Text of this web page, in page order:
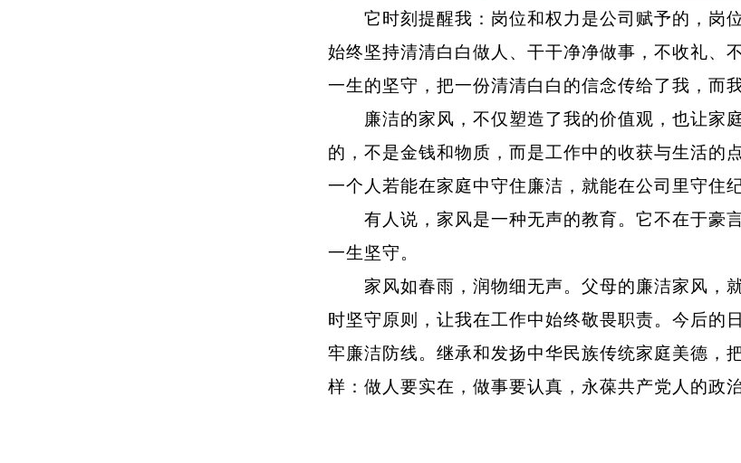
它时刻提醒我：岗位和权力是公司赋予的，岗
始终坚持清清白白做人、干干净净做事，不收礼、
一生的坚守，把一份清清白白的信念传给了我，而
廉洁的家风，不仅塑造了我的价值观，也让家
的，不是金钱和物质，而是工作中的收获与生活的
一个人若能在家庭中守住廉洁，就能在公司里守住
有人说，家风是一种无声的教育。它不在于豪
一生坚守。
家风如春雨，润物细无声。父母的廉洁家风，
时坚守原则，让我在工作中始终敬畏职责。今后的
牢廉洁防线。继承和发扬中华民族传统家庭美德，
样：做人要实在，做事要认真，永葆共产党人的政